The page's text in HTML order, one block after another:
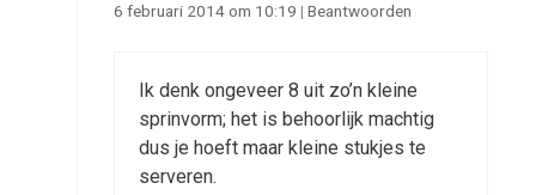
6 februari 2014 om 10:19 | Beantwoorden
Ik denk ongeveer 8 uit zo’n kleine
sprinvorm; het is behoorlijk machtig
dus je hoeft maar kleine stukjes te
serveren.